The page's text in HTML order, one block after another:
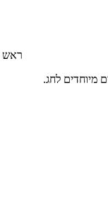
ראש
מיוחדים לחג.